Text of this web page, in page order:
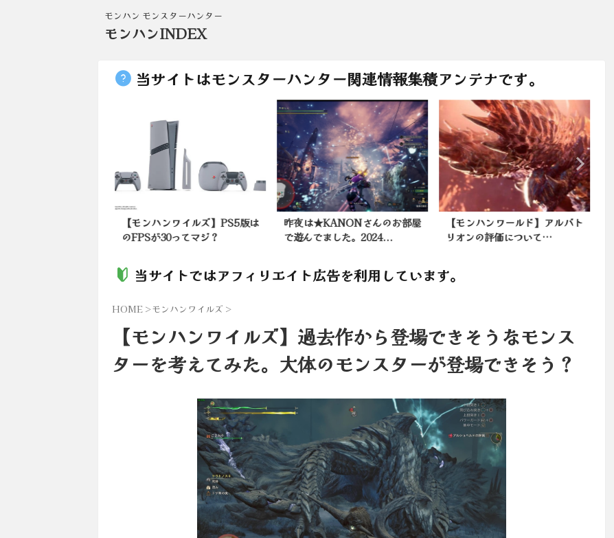
モンハン モンスターハンター
モンハンINDEX
当サイトはモンスターハンター関連情報集積アンテナです。
【モンハンワイルズ】PS5版は
のFPSが30ってマジ？
昨夜は★KANONさんのお部屋
で遊んでました。2024...
【モンハンワールド】アルバト
リオンの評価について…
当サイトではアフィリエイト広告を利用しています。
HOME >モンハンワイルズ >
【モンハンワイルズ】過去作から登場できそうなモンス
ターを考えてみた。大体のモンスターが登場できそう？